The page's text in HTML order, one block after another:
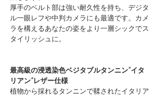
厚手のベルト部は強い耐久性を持ち、デジタ
ル一眼レフや中判カメラにも最適です。カメ
ラを構えるあなたの姿をより一層シックでス
タイリッシュに。
最高級の浸透染色ベジタブルタンニン”イタ
リアン”レザー仕様
植物から採れるタンニンで鞣されたイタリア